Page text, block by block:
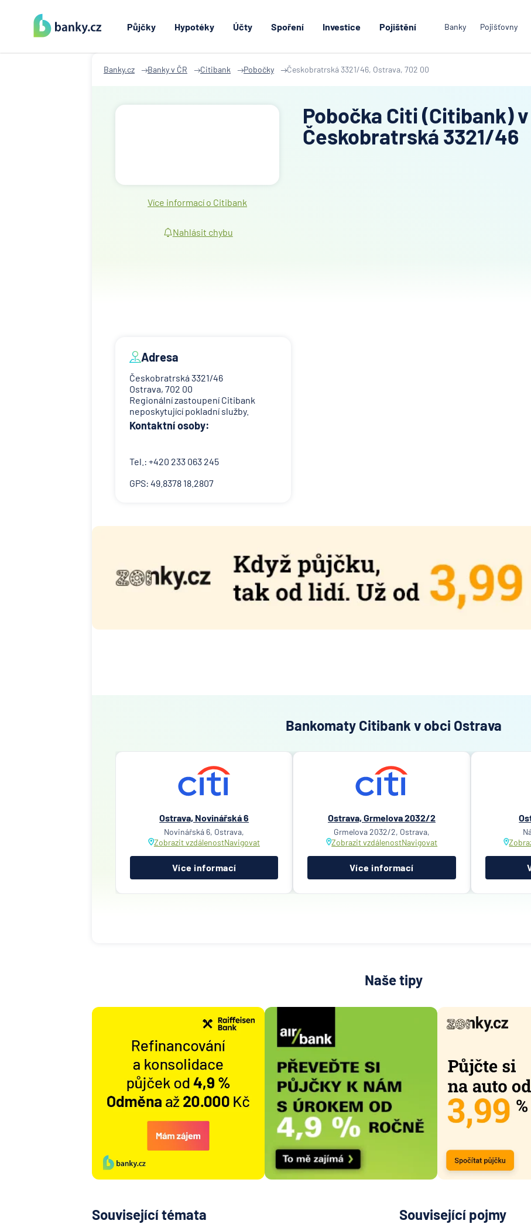
Půjčky Hypotéky Účty Spoření Investice Pojištění Banky Pojišťovny
Banky.cz Banky v ČR Citibank Pobočky Českobratrská 3321/46, Ostrava, 702 00
Více informací o Citibank
Nahlásit chybu
Pobočka Citi (Citibank)
Českobratrská 3321/46
Adresa
Českobratrská 3321/46
Ostrava, 702 00
Regionální zastoupení Citibank
neposkytující pokladní služby.
Kontaktní osoby:
Tel.: +420 233 063 245
GPS: 49.8378 18.2807
Bankomaty Citibank v obci Ostrava
Ostrava, Novinářská 6
Novinářská 6, Ostrava,
Zobrazit vzdálenostNavigovat
Více informací
Ostrava, Grmelova 2032/2
Grmelova 2032/2, Ostrava,
Zobrazit vzdálenostNavigovat
Více informací
Naše tipy
Související témata Související pojmy